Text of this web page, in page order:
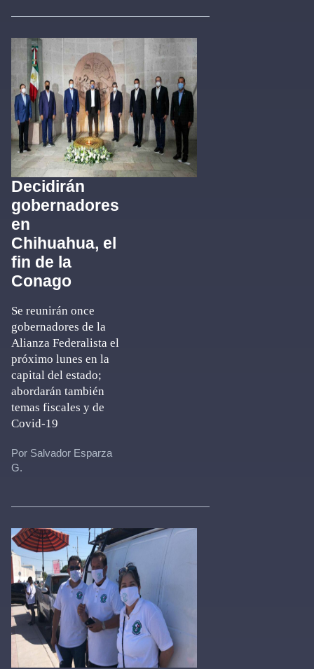
Decidirán
gobernadores
en
Chihuahua, el
fin de la
Conago
Se reunirán once
gobernadores de la
Alianza Federalista el
próximo lunes en la
capital del estado;
abordarán también
temas fiscales y de
Covid-19
Por Salvador Esparza
G.